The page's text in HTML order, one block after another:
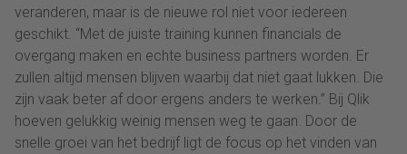
veranderen, maar is de nieuwe rol niet voor iedereen
geschikt. “Met de juiste training kunnen financials de
overgang maken en echte business partners worden. Er
zullen altijd mensen blijven waarbij dat niet gaat lukken. Die
zijn vaak beter af door ergens anders te werken.” Bij Qlik
hoeven gelukkig weinig mensen weg te gaan. Door de
snelle groei van het bedrijf ligt de focus op het vinden van